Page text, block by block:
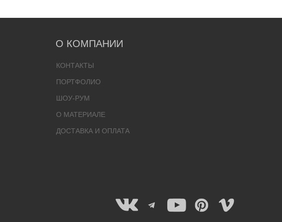
О КОМПАНИИ
КОНТАКТЫ
ПОРТФОЛИО
ШОУ-РУМ
О МАТЕРИАЛЕ
ДОСТАВКА И ОПЛАТА